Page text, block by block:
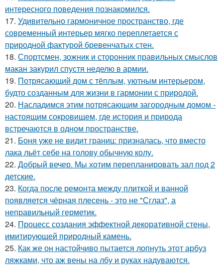
интересного поведения познакомился.
17. Удивительно гармоничное пространство, где
современный интерьер мягко переплетается с
природной фактурой бревенчатых стен.
18. Спортсмен, зожник и сторонник правильных смыслов
макан закурил спустя неделю в армии.
19. Потрясающий дом с тёплым, уютным интерьером,
будто созданным для жизни в гармонии с природой.
20. Насладимся этим потрясающим загородным домом -
настоящим сокровищем, где история и природа
встречаются в одном пространстве.
21. Боня уже не видит границ: призналась, что вместо
лака льёт себе на голову обычную колу.
22. Добрый вечер. Мы хотим перепланировать зал под 2
детские.
23. Когда после ремонта между плиткой и ванной
появляется чёрная плесень - это не "Сглаз", а
неправильный герметик.
24. Процесс создания эффектной декоративной стены,
имитирующей природный камень.
25. Как же он настойчиво пытается лопнуть этот арбуз
ляжками, что аж вены на лбу и руках надуваются.